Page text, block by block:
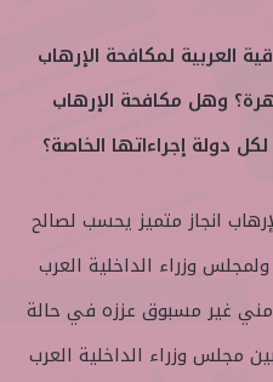
العربية لمكافحة الإرهاب
وهل مكافحة الإرهاب
دولة إجراءاتها الخاصة؟
انجاز متميز يحسب لصالح
وزراء الداخلية العرب
غير مسبوق عززه في حالة
مجلس وزراء الداخلية العرب